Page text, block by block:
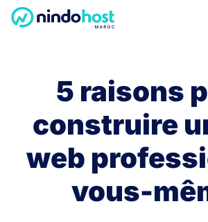
5 raisons
construire
web
vous-